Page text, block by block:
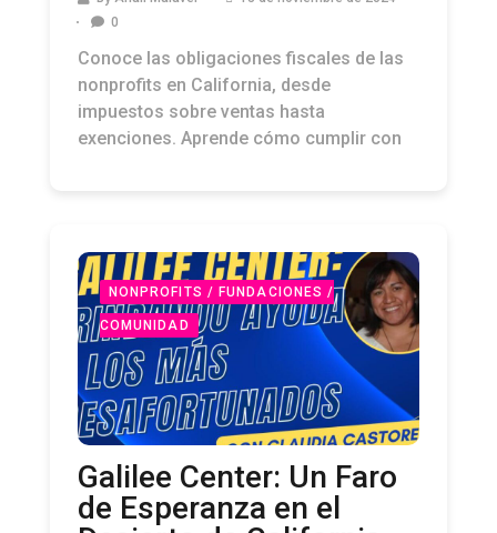
ByAnali Malaver
Conoce las obligaciones fiscales de las
nonprofits en California, desde
impuestos sobre ventas hasta
NONPROFITS / FUNDACIONES /
COMUNIDAD
Galilee Center: Un Faro